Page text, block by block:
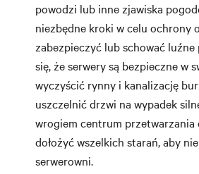
powodzi lub inne zjawiska
niezbędne kroki w celu ochrony
zabezpieczyć lub schować
się, że serwery są bezpieczne w
wyczyścić rynny i kanalizację
uszczelnić drzwi na wypadek
wrogiem centrum przetwarzania
dołożyć wszelkich starań, aby
serwerowni.